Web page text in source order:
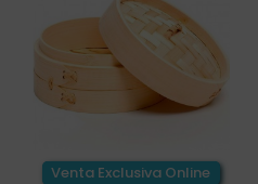
Venta Exclusiva Online